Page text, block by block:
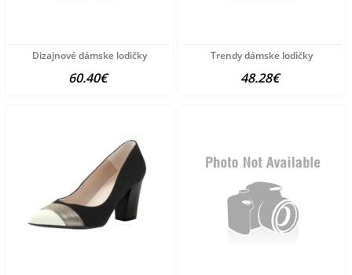
Dizajnové dámske lodičky
60.40€
Trendy dámske lodičky
48.28€